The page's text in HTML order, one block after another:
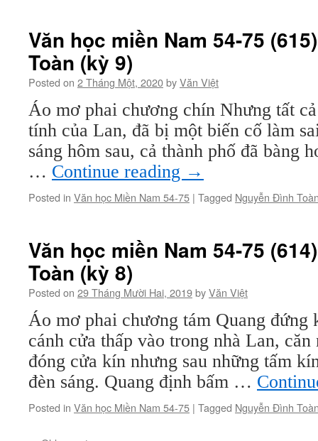
Văn học miền Nam 54-75
Toàn (kỳ 9)
Posted on 2 Tháng Một, 2020byVăn Việt
Áo mơ phai chương chín Nhưng tất
tính của Lan, đã bị một biến cố làm
sáng hôm sau, cả thành phố đã bàng
… Continue reading →
Posted in Văn học Miền Nam 54-75 | Tagged Nguyễn Đình
Văn học miền Nam 54-75
Toàn (kỳ 8)
Posted on 29 Tháng Mười Hai, 2019byVăn Việt
Áo mơ phai chương tám Quang đứng
cánh cửa thấp vào trong nhà Lan,
đóng cửa kín nhưng sau những tấm
đèn sáng. Quang định bấm …
Posted in Văn học Miền Nam 54-75 | Tagged Nguyễn Đình